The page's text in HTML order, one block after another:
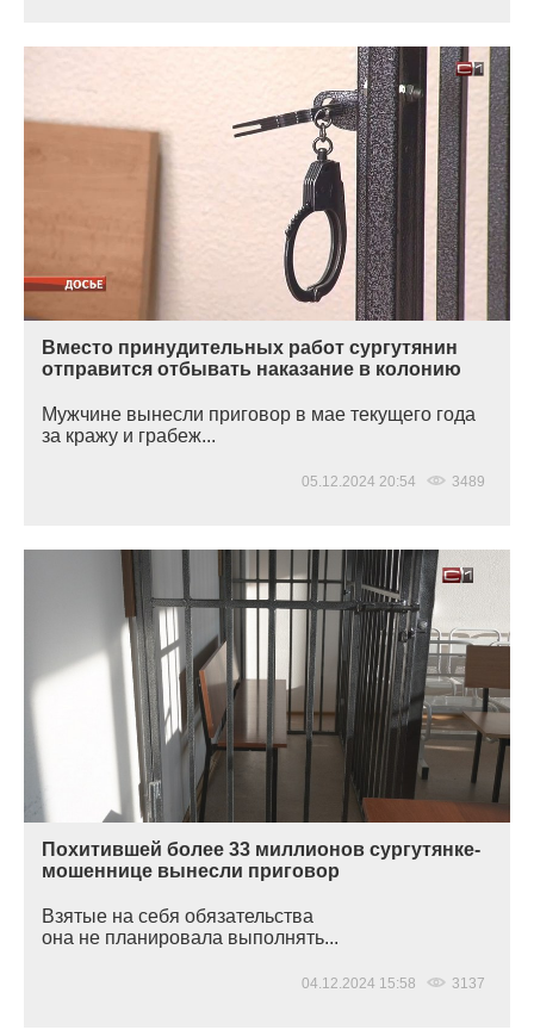
Вместо принудительных работ сургутянин
отправится отбывать наказание в колонию
Мужчине вынесли приговор в мае текущего года
за кражу и грабеж...
05.12.2024 20:54 3489
Похитившей более 33 миллионов сургутянке-
мошеннице вынесли приговор
Взятые на себя обязательства
она не планировала выполнять...
04.12.2024 15:58 3137